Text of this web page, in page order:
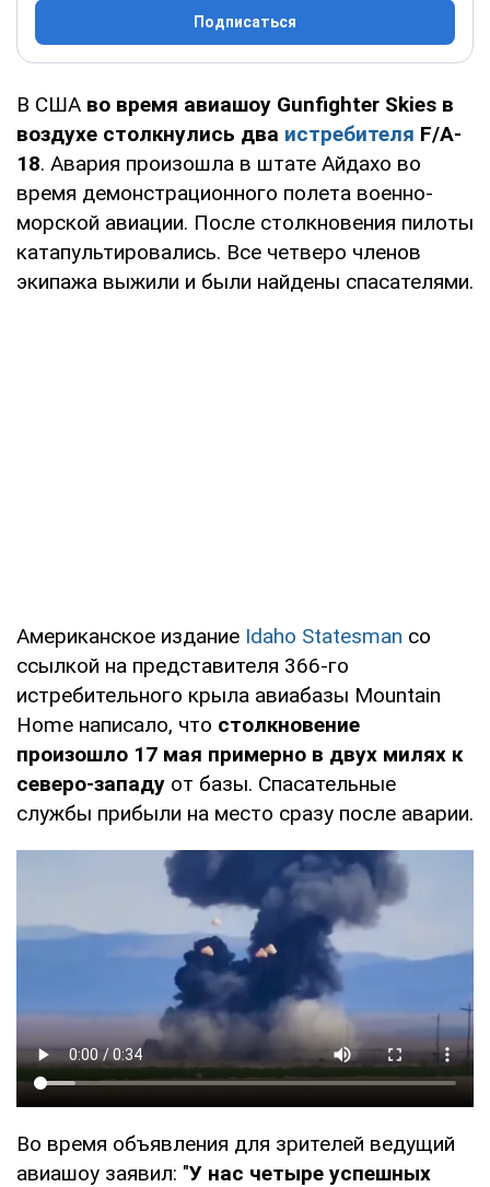
Подписаться
В США во время авиашоу Gunfighter Skies в
воздухе столкнулись два истребителя F/A-
18. Авария произошла в штате Айдахо во
время демонстрационного полета военно-
морской авиации. После столкновения пилоты
катапультировались. Все четверо членов
экипажа выжили и были найдены спасателями.
Американское издание Idaho Statesman со
ссылкой на представителя 366-го
истребительного крыла авиабазы Mountain
Home написало, что столкновение
произошло 17 мая примерно в двух милях к
северо-западу от базы. Спасательные
службы прибыли на место сразу после аварии.
Во время объявления для зрителей ведущий
авиашоу заявил: "У нас четыре успешных